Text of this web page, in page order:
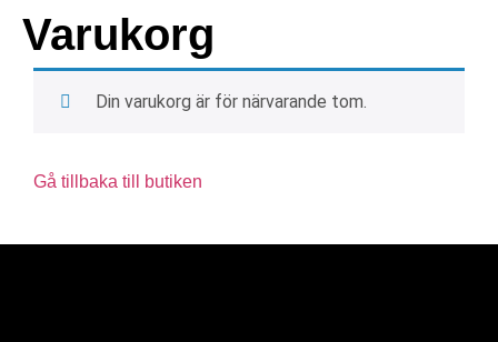
Varukorg
Din varukorg är för närvarande tom.
Gå tillbaka till butiken